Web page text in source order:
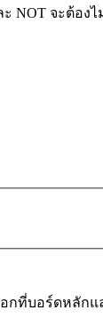
NOT จะต้อง
กที่บอร์ดหลัก